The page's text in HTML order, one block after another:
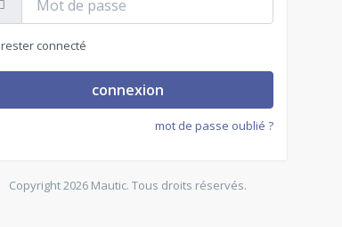
passe:
rester connecté
connexion
mot de passe oublié ?
Copyright 2026 Mautic. Tous droits réservés.